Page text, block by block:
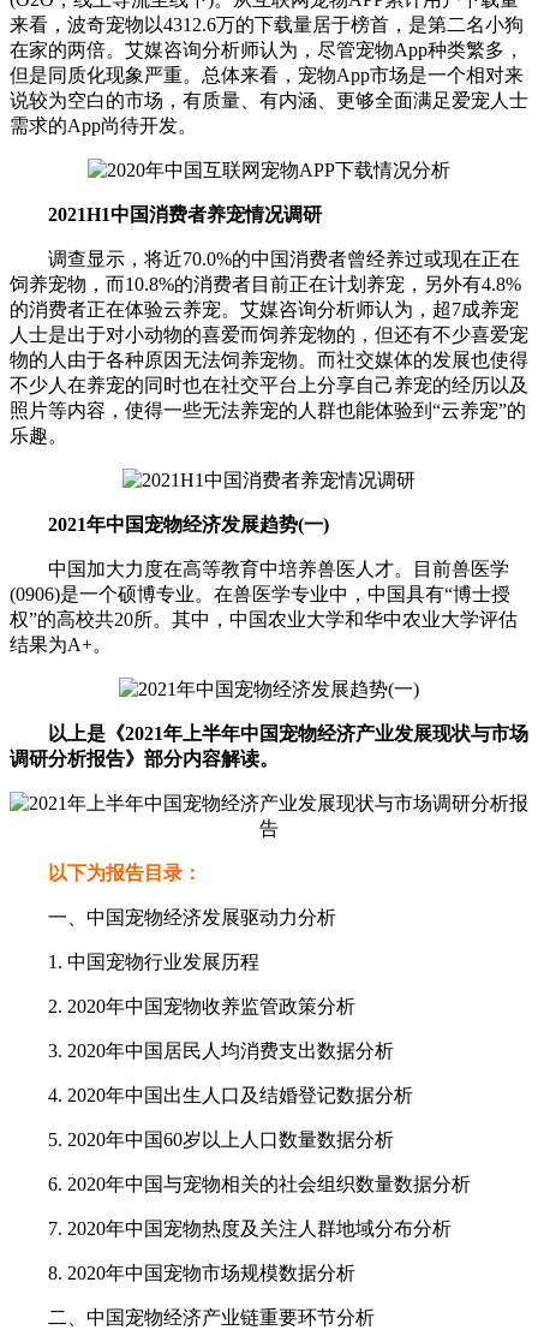
来看，波奇宠物以4312.6万的下载量居于榜首，是第二名小狗
在家的两倍。艾媒咨询分析师认为，尽管宠物App种类繁多，
但是同质化现象严重。总体来看，宠物App市场是一个相对来
说较为空白的市场，有质量、有内涵、更够全面满足爱宠人士
需求的App尚待开发。
2021H1中国消费者养宠情况调研
调查显示，将近70.0%的中国消费者曾经养过或现在正在
饲养宠物，而10.8%的消费者目前正在计划养宠，另外有4.8%
的消费者正在体验云养宠。艾媒咨询分析师认为，超7成养宠
人士是出于对小动物的喜爱而饲养宠物的，但还有不少喜爱宠
物的人由于各种原因无法饲养宠物。而社交媒体的发展也使得
不少人在养宠的同时也在社交平台上分享自己养宠的经历以及
照片等内容，使得一些无法养宠的人群也能体验到“云养宠”的
乐趣。
2021年中国宠物经济发展趋势(一)
中国加大力度在高等教育中培养兽医人才。目前兽医学
(0906)是一个硕博专业。在兽医学专业中，中国具有“博士授
权”的高校共20所。其中，中国农业大学和华中农业大学评估
结果为A+。
以上是《2021年上半年中国宠物经济产业发展现状与市场
调研分析报告》部分内容解读。
以下为报告目录：
一、中国宠物经济发展驱动力分析
1. 中国宠物行业发展历程
2. 2020年中国宠物收养监管政策分析
3. 2020年中国居民人均消费支出数据分析
4. 2020年中国出生人口及结婚登记数据分析
5. 2020年中国60岁以上人口数量数据分析
6. 2020年中国与宠物相关的社会组织数量数据分析
7. 2020年中国宠物热度及关注人群地域分布分析
8. 2020年中国宠物市场规模数据分析
二、中国宠物经济产业链重要环节分析